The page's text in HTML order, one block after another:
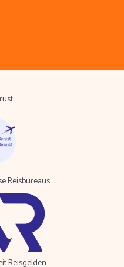
Reisbureaus
Reisgelden